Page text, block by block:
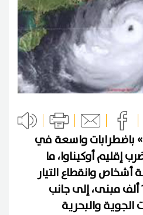
باضطرابات واسعة في
إقليم أوكيناوا، ما
وانقطاع التيار
الكهربائي عن نحو 14 ألف مبنى، إلى جانب
الجوية والبحرية